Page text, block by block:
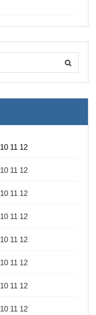
10 11 12
10 11 12
10 11 12
10 11 12
10 11 12
10 11 12
10 11 12
10 11 12